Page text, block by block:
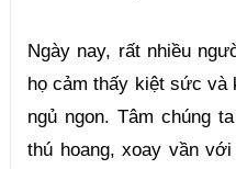
Ngày nay, rất nhiều
họ cảm thấy kiệt sức và
ngủ ngon. Tâm chúng
thú hoang, xoay vần